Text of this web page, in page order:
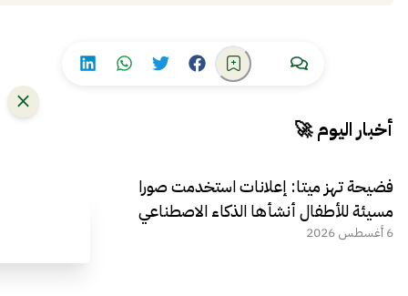
أخبار اليوم 🚀
فضيحة تهز ميتا: إعلانات استخدمت صورا
مسيئة للأطفال أنشأها الذكاء الاصطناعي
6 أغسطس 2026